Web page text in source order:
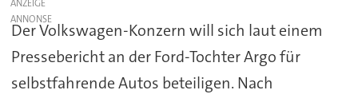
ANZEIGE
Der Volkswagen-Konzern will sich laut einem
Pressebericht an der Ford-Tochter Argo für
selbstfahrende Autos beteiligen. Nach